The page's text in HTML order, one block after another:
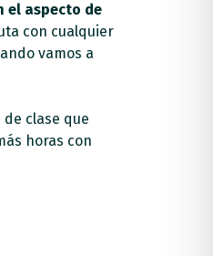
el aspecto de
con cualquier
vamos a
clase que
horas con